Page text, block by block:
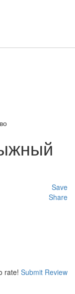
Save
Share
rate! Submit Review